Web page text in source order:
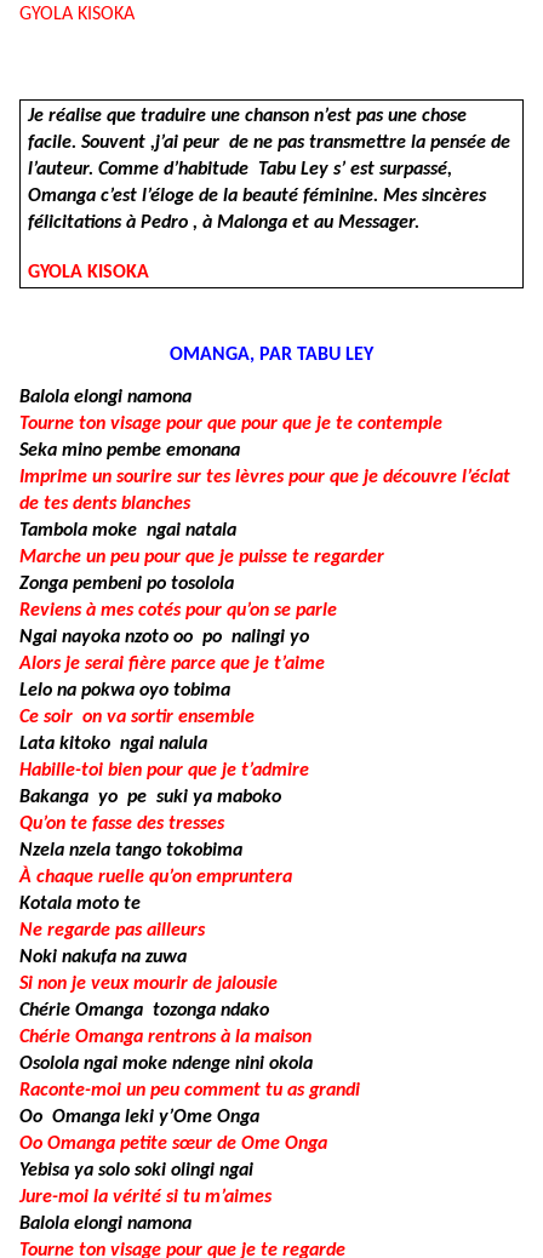
GYOLA KISOKA
Je réalise que traduire une chanson n’est pas une chose
facile. Souvent ,j’ai peur de ne pas transmettre la pensée de
l’auteur. Comme d’habitude Tabu Ley s’ est surpassé,
Omanga c’est l’éloge de la beauté féminine. Mes sincères
félicitations à Pedro , à Malonga et au Messager.
GYOLA KISOKA
OMANGA, PAR TABU LEY
Balola elongi namona
Tourne ton visage pour que pour que je te contemple
Seka mino pembe emonana
Imprime un sourire sur tes lèvres pour que je découvre l’éclat
de tes dents blanches
Tambola moke ngai natala
Marche un peu pour que je puisse te regarder
Zonga pembeni po tosolola
Reviens à mes cotés pour qu’on se parle
Ngai nayoka nzoto oo po nalingi yo
Alors je serai fière parce que je t’aime
Lelo na pokwa oyo tobima
Ce soir on va sortir ensemble
Lata kitoko ngai nalula
Habille-toi bien pour que je t’admire
Bakanga yo pe suki ya maboko
Qu’on te fasse des tresses
Nzela nzela tango tokobima
À chaque ruelle qu’on empruntera
Kotala moto te
Ne regarde pas ailleurs
Noki nakufa na zuwa
Si non je veux mourir de jalousie
Chérie Omanga tozonga ndako
Chérie Omanga rentrons à la maison
Osolola ngai moke ndenge nini okola
Raconte-moi un peu comment tu as grandi
Oo Omanga leki y’Ome Onga
Oo Omanga petite sœur de Ome Onga
Yebisa ya solo soki olingi ngai
Jure-moi la vérité si tu m’aimes
Balola elongi namona
Tourne ton visage pour que je te regarde